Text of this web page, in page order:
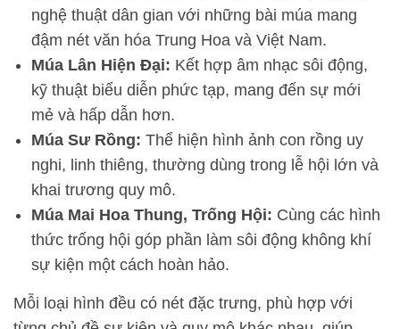
nghệ thuật dân gian với những bài múa mang
đậm nét văn hóa Trung Hoa và Việt Nam.
Múa Lân Hiện Đại: Kết hợp âm nhạc sôi động,
kỹ thuật biểu diễn phức tạp, mang đến sự mới
mẻ và hấp dẫn hơn.
Múa Sư Rồng: Thể hiện hình ảnh con rồng uy
nghi, linh thiêng, thường dùng trong lễ hội lớn và
khai trương quy mô.
Múa Mai Hoa Thung, Trống Hội: Cùng các hình
thức trống hội góp phần làm sôi động không khí
sự kiện một cách hoàn hảo.
Mỗi loại hình đều có nét đặc trưng, phù hợp với